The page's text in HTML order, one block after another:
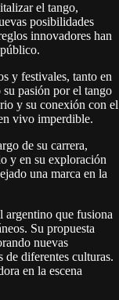
el tango,
posibilidades
innovadores han
y festivales, tanto en
pasión por el tango
y su conexión con el
vivo imperdible.
de su carrera,
y en su exploración
una marca en la
argentino que fusiona
Su propuesta
nuevas
de diferentes culturas.
en la escena